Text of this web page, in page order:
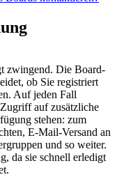
zwingend. Die Board-
ob Sie registriert
Auf jeden Fall
auf zusätzliche
stehen: zum
E-Mail-Versand an
und so weiter.
da sie schnell erledigt